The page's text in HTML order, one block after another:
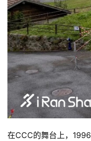
在CCC的舞台上，